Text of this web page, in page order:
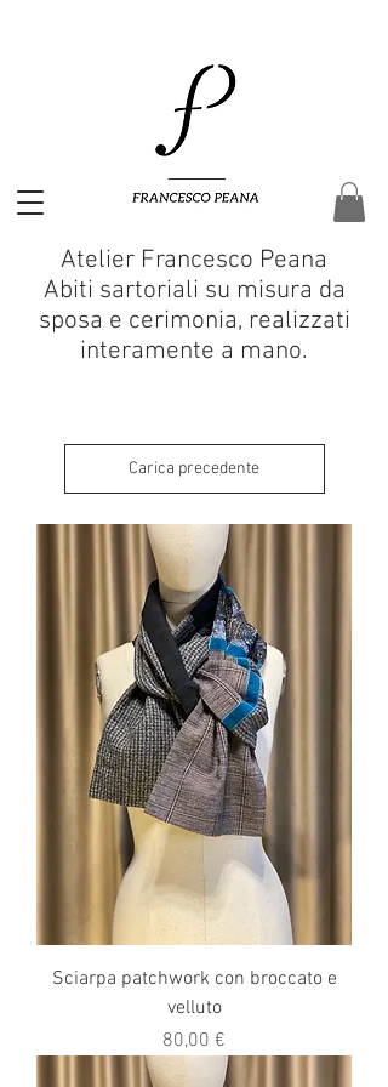
Atelier Francesco Peana
Abiti sartoriali su misura da
sposa e cerimonia, realizzati
interamente a mano.
Carica precedente
Sciarpa patchwork con broccato e
velluto
Prezzo
80,00 €